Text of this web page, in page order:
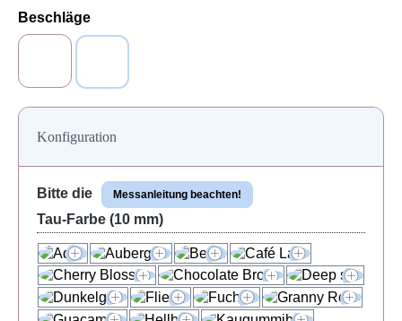
Beschlägeauswählen
Konfiguration
Bitte die Messanleitung beachten!
Tau-Farbe (10 mm)